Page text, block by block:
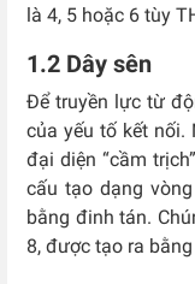
là 4, 5 hoặc 6 tùy
1.2 Dây sên
Để truyền lực từ
của yếu tố kết nối.
đại diện “cầm
cấu tạo dạng
bằng đinh tán.
8, được tạo ra